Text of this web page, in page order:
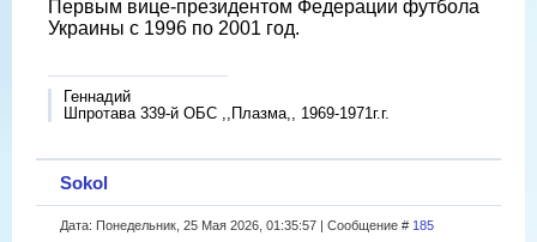
Первым вице-президентом Федерации футбола
Украины с 1996 по 2001 год.
Геннадий
Шпротава 339-й ОБС ,,Плазма,, 1969-1971г.г.
Sokol
Дата: Понедельник, 25 Мая 2026, 01:35:57 | Сообщение # 185